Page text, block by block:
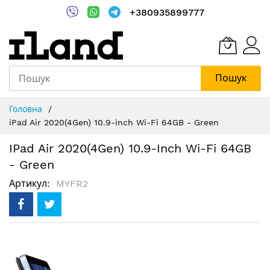
+380935899777
Пошук
Content
Головна
iPad Air 2020(4Gen) 10.9-inch Wi-Fi 64GB - Green
IPad Air 2020(4Gen) 10.9-Inch Wi-Fi 64GB
- Green
Артикул MYFR2
до
кінця